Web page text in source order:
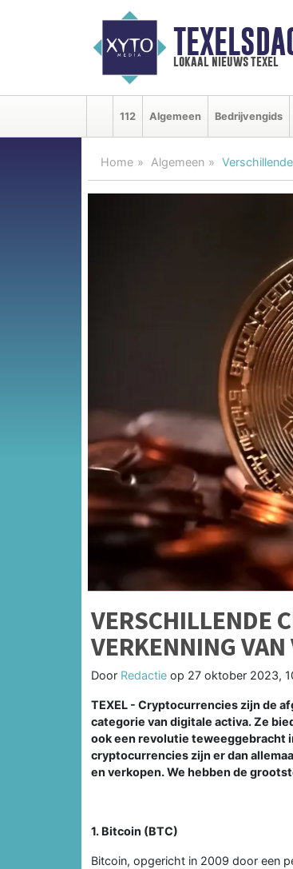
lokaal nieuws texel
112 Algemeen Bedrijvengids
Home Algemeen
VERSCHILLENDE
VERKENNING
Door Redactie op 27 oktober 2023,
TEXEL - Cryptocurrencies zijn de
categorie van digitale activa. Ze
ook een revolutie teweeggebracht
cryptocurrencies zijn er dan
en verkopen. We hebben de
1. Bitcoin (BTC)
Bitcoin, opgericht in 2009 door een